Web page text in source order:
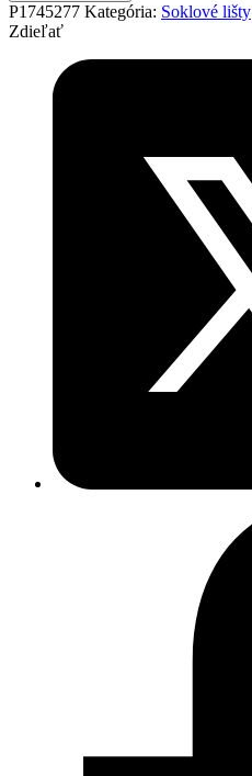
P1745277 Kategória: Soklové lišty
Zdieľať